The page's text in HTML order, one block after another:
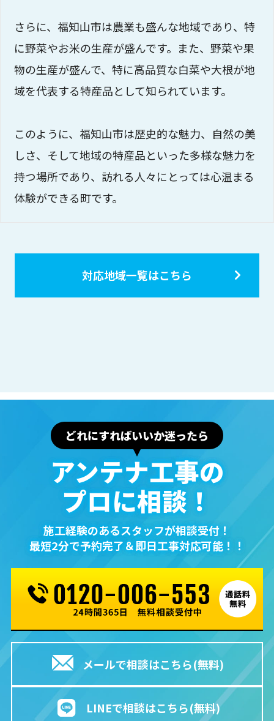
さらに、福知山市は農業も盛んな地域であり、特
に野菜やお米の生産が盛んです。また、野菜や果
物の生産が盛んで、特に高品質な白菜や大根が地
域を代表する特産品として知られています。
このように、福知山市は歴史的な魅力、自然の美
しさ、そして地域の特産品といった多様な魅力を
持つ場所であり、訪れる人々にとっては心温まる
体験ができる町です。
対応地域一覧はこちら
どれにすればいいか迷ったら
アンテナ⼯事の
プロに相談！
施⼯経験のあるスタッフが相談受付！
最短2分で予約完了＆即⽇⼯事対応可能！！
メールで相談はこちら(無料)
LINEで相談はこちら(無料)